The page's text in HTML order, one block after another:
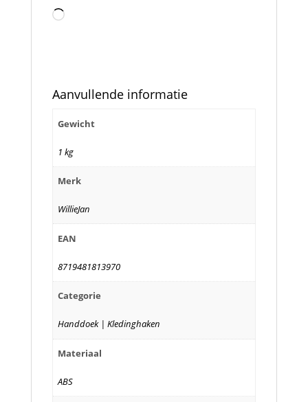
Aan
Aanvullende informatie
Gewicht
1 kg
Merk
WillieJan
EAN
8719481813970
Categorie
Handdoek | Kledinghaken
Materiaal
ABS